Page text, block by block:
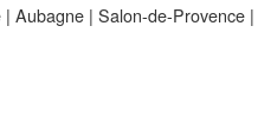
| Aubagne | Salon-de-Provence |